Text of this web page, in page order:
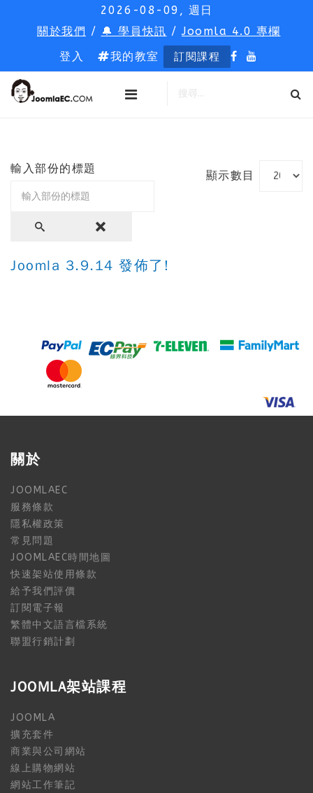
2026-08-09, 週日
關於我們 / 🔔 學員快訊 /Joomla 4.0 專欄
登入
我的教室 訂閱課程
輸入部份的標題
顯示數目
Joomla 3.9.14 發佈了!
關於
JOOMLAEC
服務條款
隱私權政策
常見問題
JOOMLAEC時間地圖
快速架站使用條款
給予我們評價
訂閱電子報
繁體中文語言檔系統
聯盟行銷計劃
JOOMLA架站課程
JOOMLA
擴充套件
商業與公司網站
線上購物網站
網站工作筆記